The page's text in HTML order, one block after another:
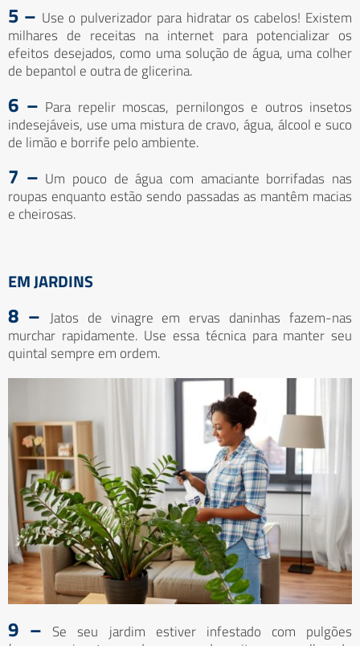
5 – Use o pulverizador para hidratar os cabelos! Existem
milhares de receitas na internet para potencializar os
efeitos desejados, como uma solução de água, uma colher
de bepantol e outra de glicerina.
6 – Para repelir moscas, pernilongos e outros insetos
indesejáveis, use uma mistura de cravo, água, álcool e suco
de limão e borrife pelo ambiente.
7 – Um pouco de água com amaciante borrifadas nas
roupas enquanto estão sendo passadas as mantêm macias
e cheirosas.
EM JARDINS
8 – Jatos de vinagre em ervas daninhas fazem-nas
murchar rapidamente. Use essa técnica para manter seu
quintal sempre em ordem.
9 – Se seu jardim estiver infestado com pulgões